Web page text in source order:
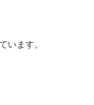
います。